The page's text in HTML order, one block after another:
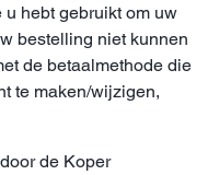
hebt gebruikt om uw
bestelling niet kunnen
de betaalmethode die
te maken/wijzigen,
de Koper